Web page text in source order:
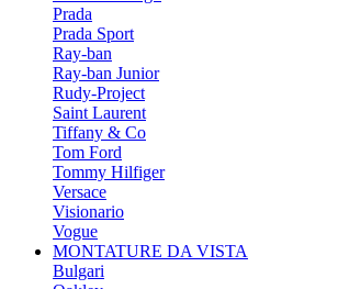
Prada
Prada Sport
Ray-ban
Ray-ban Junior
Rudy-Project
Saint Laurent
Tiffany & Co
Tom Ford
Tommy Hilfiger
Versace
Visionario
Vogue
MONTATURE DA VISTA
Bulgari